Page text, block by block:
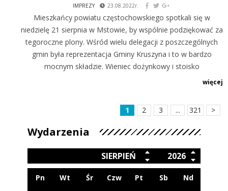
IMPREZY 23.08.2022r.
Mieszkańcy powiatu częstochowskiego spotkali się w
niedzielę 21 sierpnia w Mstowie, by wspólnie podziękować za
tegoroczne plony. Wśród wielu delegacji z poszczególnych
gmin była reprezentacja Gminy Kruszyna i to w bardzo
mocnym składzie. Wieniec dożynkowy i stoisko
gastronomiczne przygotowało Koło Gospodyń Wiejskich
Ale!Babki. Obchody dożynkowe rozpoczęły się uroczystą
Mszą […]
więcej
1 2 3 ... 321 >
Wydarzenia
SIERPIEŃ 2026
Pn Wt Śr Czw Pt Sb
Nd